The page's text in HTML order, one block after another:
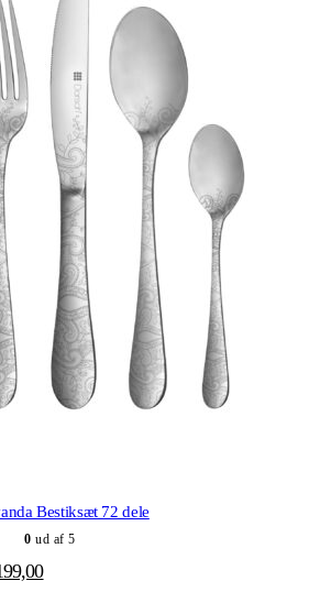
Bestiksæt 72 dele
0 ud af 5
Den